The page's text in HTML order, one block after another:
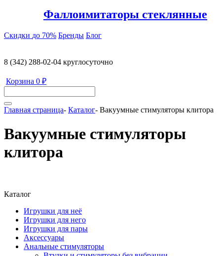
Фаллоимитаторы стеклянные
Скидки до 70% Бренды Блог
8 (342) 288-02-04 круглосуточно
Корзина 0 ₽
Главная страница- Каталог- Вакуумные стимуляторы клитора
Вакуумные стимуляторы
клитора
Каталог
Игрушки для неё
Игрушки для него
Игрушки для пары
Аксессуары
Анальные стимуляторы